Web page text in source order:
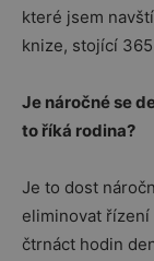
které jsem
knize, stojící
Je náročné se
to říká rodina?
Je to dost
eliminovat
čtrnáct hodin